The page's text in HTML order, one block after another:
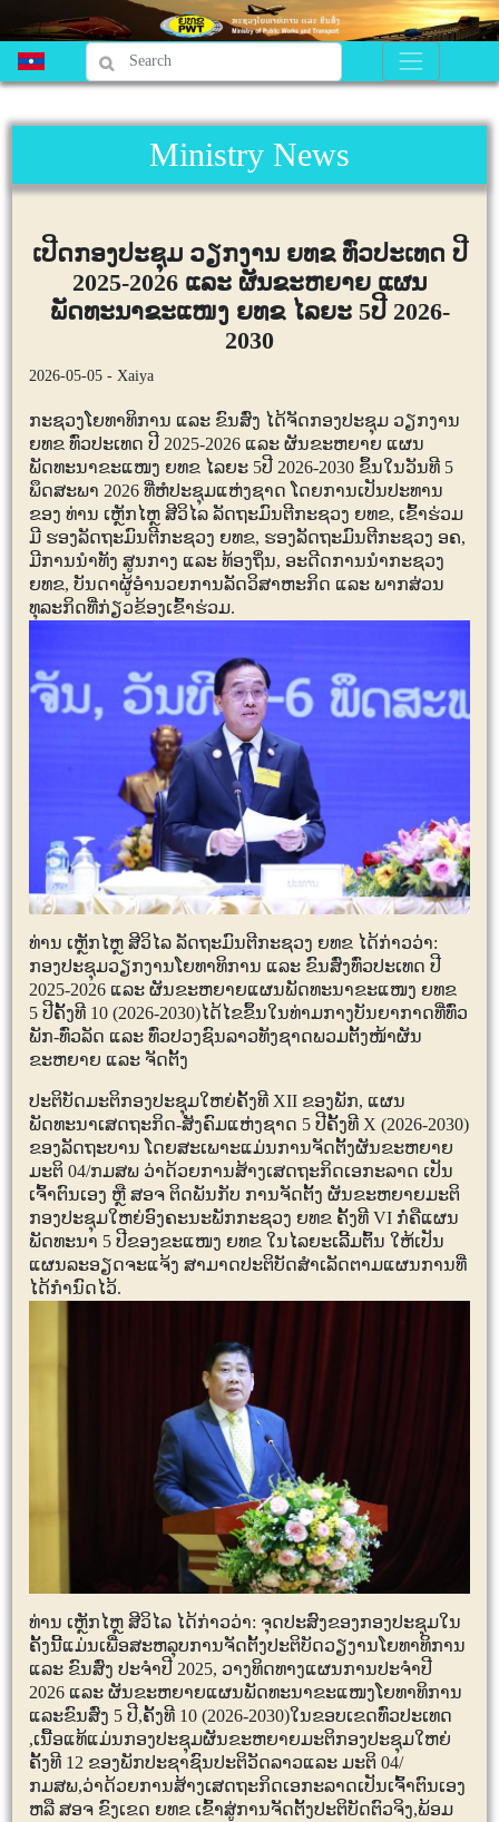
Ministry News
ເປີດກອງປະຊຸມ ວຽກງານ ຍທຂ ທົ່ວປະເທດ ປີ
2025-2026 ແລະ ຜັນຂະຫຍາຍ ແຜນ
ພັດທະນາຂະແໜງ ຍທຂ ໄລຍະ 5ປີ 2026-
2030
2026-05-05 - Xaiya
ກະຊວງໂຍທາທິການ ແລະ ຂົນສົ່ງ ໄດ້ຈັດກອງປະຊຸມ ວຽກງານ
ຍທຂ ທົ່ວປະເທດ ປີ 2025-2026 ແລະ ຜັນຂະຫຍາຍ ແຜນ
ພັດທະນາຂະແໜງ ຍທຂ ໄລຍະ 5ປີ 2026-2030 ຂຶ້ນໃນວັນທີ 5
ພຶດສະພາ 2026 ທີ່ຫໍປະຊຸມແຫ່ງຊາດ ໂດຍການເປັນປະທານ
ຂອງ ທ່ານ ເຫຼັກໄຫຼ ສີວິໄລ ລັດຖະມົນຕີກະຊວງ ຍທຂ, ເຂົ້າຮ່ວມ
ມີ ຮອງລັດຖະມົນຕີກະຊວງ ຍທຂ, ຮອງລັດຖະມົນຕີກະຊວງ ອຄ,
ມີການນໍາທັງ ສູນກາງ ແລະ ທ້ອງຖິ່ນ, ອະດີດການນຳກະຊວງ
ຍທຂ,ບັນດາຜູ້ອຳນວຍການລັດວິສາຫະກິດ ແລະ ພາກສ່ວນ
ທຸລະກິດທີ່ກ່ຽວຂ້ອງເຂົ້າຮ່ວມ.
ທ່ານ ເຫຼັກໄຫຼ ສີວິໄລ ລັດຖະມົນຕີກະຊວງ ຍທຂ ໄດ້ກ່າວວ່າ:
ກອງປະຊຸມວຽກງານໂຍທາທິການ ແລະ ຂົນສົ່ງທົ່ວປະເທດ ປີ
2025-2026 ແລະ ຜັນຂະຫຍາຍແຜນພັດທະນາຂະແໜງ ຍທຂ
5 ປີຄັ້ງທີ 10 (2026-2030)ໄດ້ໄຂຂຶ້ນໃນທ່າມກາງບັນຍາກາດທີ່ທົ່ວ
ພັກ-ທົ່ວລັດ ແລະ ທົ່ວປວງຊົນລາວທັງຊາດພວມຕັ້ງໜ້າຜັນ
ຂະຫຍາຍ ແລະ ຈັດຕັ້ງ
ປະຕິບັດມະຕິກອງປະຊຸມໃຫຍ່ຄັ້ງທີ XII ຂອງພັກ, ແຜນ
ພັດທະນາເສດຖະກິດ-ສັງຄົມແຫ່ງຊາດ 5 ປີຄັ້ງທີ X (2026-2030)
ຂອງລັດຖະບານ ໂດຍສະເພາະແມ່ນການຈັດຕັ້ງຜັນຂະຫຍາຍ
ມະຕິ04/ກມສພ ວ່າດ້ວຍການສ້າງເສດຖະກິດເອກະລາດ ເປັນ
ເຈົ້າຕົນເອງ ຫຼື ສອຈ ຕິດພັນກັບ ການຈັດຕັ້ງ ຜັນຂະຫຍາຍມະຕິ
ກອງປະຊຸມໃຫຍ່ອົງຄະນະພັກກະຊວງ ຍທຂ ຄັ້ງທີVI ກໍ່ຄືແຜນ
ພັດທະນາ 5 ປີຂອງຂະແໜງ ຍທຂ ໃນໄລຍະເລີ້ມຕົ້ນ ໃຫ້ເປັນ
ແຜນລະອຽດຈະແຈ້ງ ສາມາດປະຕິບັດສຳເລັດຕາມແຜນການທີ່
ໄດ້ກຳນົດໄວ້.
ທ່ານ ເຫຼັກໄຫຼ ສີວິໄລ ໄດ້ກ່າວວ່າ: ຈຸດປະສົງຂອງກອງປະຊຸມໃນ
ຄັ້ງນີ້ແມ່ນເພື່ອສະຫລຸບການຈັດຕັ້ງປະຕິບັດວຽງານໂຍທາທິການ
ແລະ ຂົນສົ່ງ ປະຈຳປີ2025, ວາງທິດທາງແຜນການປະຈຳປີ
2026 ແລະ ຜັນຂະຫຍາຍແຜນພັດທະນາຂະແໜງໂຍທາທິການ
ແລະຂົນສົ່ງ 5 ປີ,ຄັ້ງທີ 10 (2026-2030)ໃນຂອບເຂດທົ່ວປະເທດ
,ເນື້ອແທ້ແມ່ນກອງປະຊຸມຜັນຂະຫຍາຍມະຕິກອງປະຊຸມໃຫຍ່
ຄັ້ງທີ 12 ຂອງພັກປະຊາຊົນປະຕິວັດລາວແລະ ມະຕິ04/
ກມສພ,ວ່າດ້ວຍການສ້າງເສດຖະກິດເອກະລາດເປັນເຈົ້າຕົນເອງ
ຫລື ສອຈ ຂົງເຂດ ຍທຂ ເຂົ້າສູ່ການຈັດຕັ້ງປະຕິບັດຕົວຈິງ,ພ້ອມ